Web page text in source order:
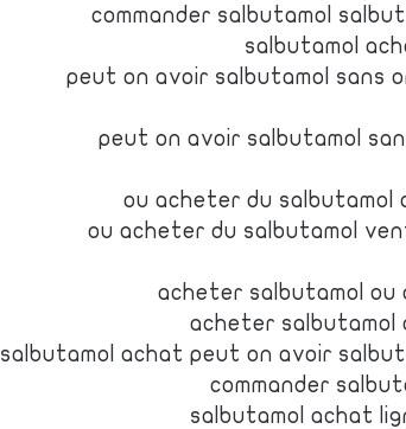
commander salbutamol
salbutamol
peut on avoir salbutamol sans
peut on avoir salbutamol
ou acheter du salbutamol
ou acheter du salbutamol
acheter salbutamol ou
acheter salbutamol
salbutamol achat peut on avoir
commander
salbutamol achat